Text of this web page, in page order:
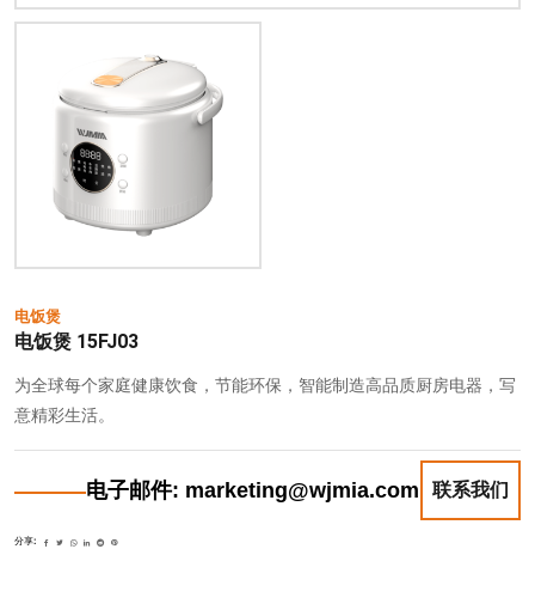
电饭煲
电饭煲 15FJ03
为全球每个家庭健康饮食，节能环保，智能制造高品质厨房电器，写
意精彩生活。
电子邮件: marketing@wjmia.com 联系我们
分享: